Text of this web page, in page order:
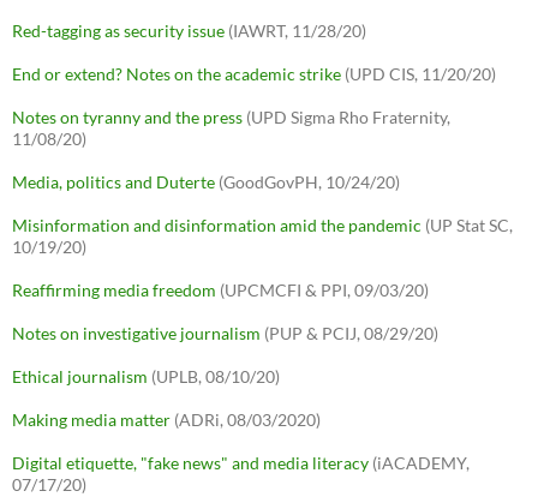
Red-tagging as security issue (IAWRT, 11/28/20)
End or extend? Notes on the academic strike (UPD CIS, 11/20/20)
Notes on tyranny and the press (UPD Sigma Rho Fraternity,
11/08/20)
Media, politics and Duterte (GoodGovPH, 10/24/20)
Misinformation and disinformation amid the pandemic (UP Stat SC,
10/19/20)
Reaffirming media freedom (UPCMCFI & PPI, 09/03/20)
Notes on investigative journalism (PUP & PCIJ, 08/29/20)
Ethical journalism (UPLB, 08/10/20)
Making media matter (ADRi, 08/03/2020)
Digital etiquette, "fake news" and media literacy (iACADEMY,
07/17/20)